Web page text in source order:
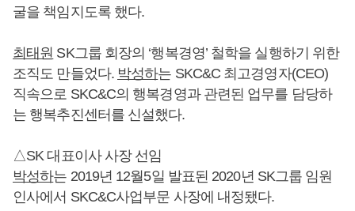
굴을 책임지도록 했다.
최태원 SK그룹 회장의 ‘행복경영’ 철학을 실행하기 위한
조직도 만들었다. 박성하는 SKC&C 최고경영자(CEO)
직속으로 SKC&C의 행복경영과 관련된 업무를 담당하
는 행복추진센터를 신설했다.
△SK 대표이사 사장 선임
박성하는 2019년 12월5일 발표된 2020년 SK그룹 임원
인사에서 SKC&C사업부문 사장에 내정됐다.